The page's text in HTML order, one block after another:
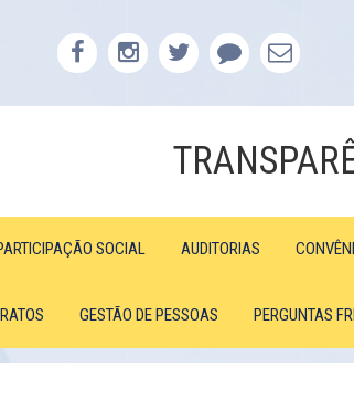
SOCIAL AUDITORIAS
GESTÃO DE PESSOAS PERGUNTAS